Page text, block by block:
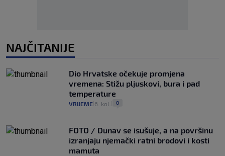
NAJČITANIJE
Dio Hrvatske očekuje promjena
vremena: Stižu pljuskovi, bura i pad
temperature
VRIJEME 6. kol. 0
FOTO / Dunav se isušuje, a na površinu
izranjaju njemački ratni brodovi i kosti
mamuta